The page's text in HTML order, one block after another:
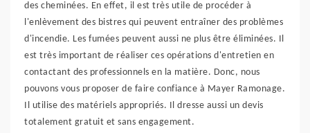
des cheminées. En effet, il est très utile de procéder à
l'enlèvement des bistres qui peuvent entraîner des problèmes
d'incendie. Les fumées peuvent aussi ne plus être éliminées. Il
est très important de réaliser ces opérations d'entretien en
contactant des professionnels en la matière. Donc, nous
pouvons vous proposer de faire confiance à Mayer Ramonage.
Il utilise des matériels appropriés. Il dresse aussi un devis
totalement gratuit et sans engagement.